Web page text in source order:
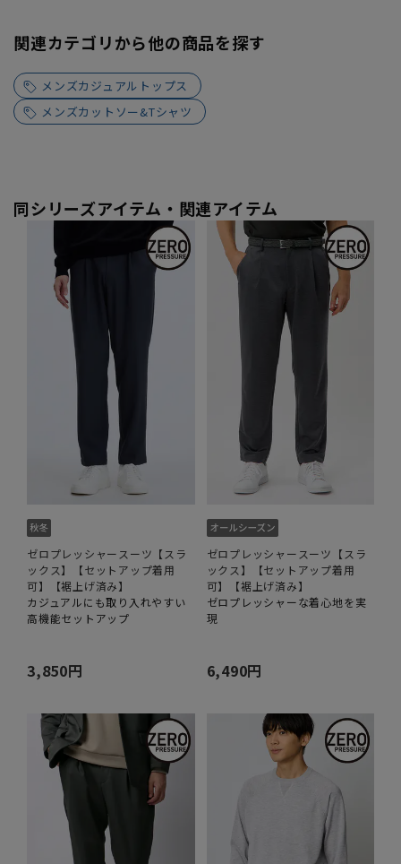
関連カテゴリから他の商品を探す
メンズカジュアルトップス
メンズカットソー&Tシャツ
同シリーズアイテム・関連アイテム
ゼロプレッシャースーツ【スラ
ックス】【セットアップ着用
可】【裾上げ済み】
カジュアルにも取り入れやすい
高機能セットアップ
3,850円
ゼロプレッシャースーツ【スラ
ックス】【セットアップ着用
可】【裾上げ済み】
ゼロプレッシャーな着心地を実
現
6,490円